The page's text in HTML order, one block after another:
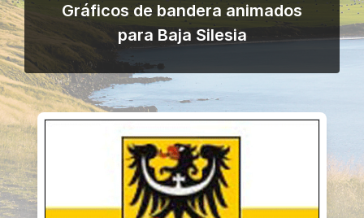
Gráficos de bandera animados
para Baja Silesia